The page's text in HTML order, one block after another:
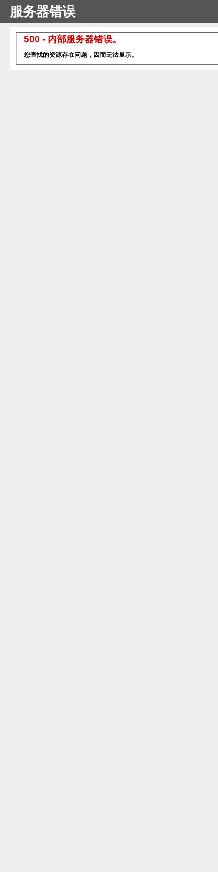
服务器错误
500 - 内部服务器错误。
您查找的资源存在问题，因而无法显示。